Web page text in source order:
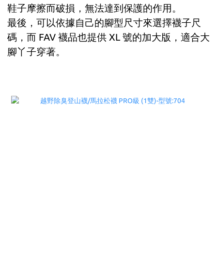
鞋子摩擦而破損，無法達到保護的作用。
最後，可以依據自己的腳型尺寸來選擇襪子尺
碼，而 FAV 襪品也提供 XL 號的加大版，適合大
腳丫子穿著。